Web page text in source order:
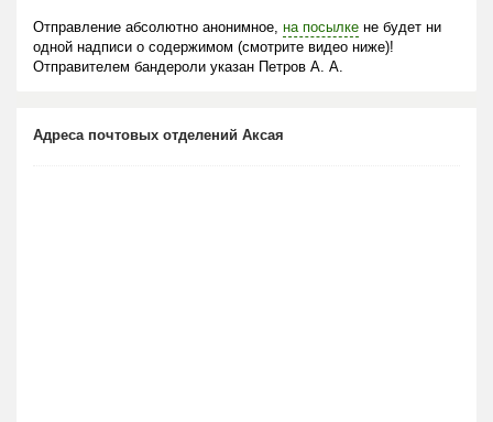
Отправление абсолютно анонимное, на посылке не будет ни
одной надписи о содержимом (смотрите видео ниже)!
Отправителем бандероли указан Петров А. А.
Адреса почтовых отделений Аксая